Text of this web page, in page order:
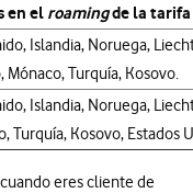
en el roamingde la tarifa
Islandia, Noruega,
Mónaco, Turquía, Kosovo.
Islandia, Noruega,
Turquía, Kosovo, Estados
eres cliente de